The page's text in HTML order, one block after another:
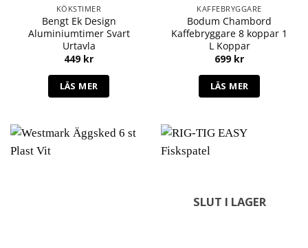
KÖKSTIMER
Bengt Ek Design
Aluminiumtimer Svart
Urtavla
449 kr
LÄS MER
KAFFEBRYGGARE
Bodum Chambord
Kaffebryggare 8 koppar 1
L Koppar
699 kr
LÄS MER
SLUT I LAGER